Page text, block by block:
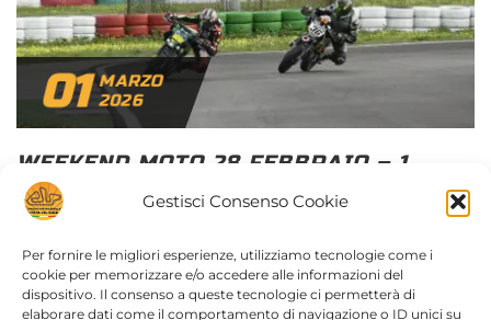
Gestisci Consenso Cookie
Per fornire le migliori esperienze, utilizziamo tecnologie come i
cookie per memorizzare e/o accedere alle informazioni del
dispositivo. Il consenso a queste tecnologie ci permetterà di
elaborare dati come il comportamento di navigazione o ID unici su
01 MARZO
2026
WEEKEND MOTO 28 FEBBRAIO – 1
MARZO
REDAZIONE GALLERY